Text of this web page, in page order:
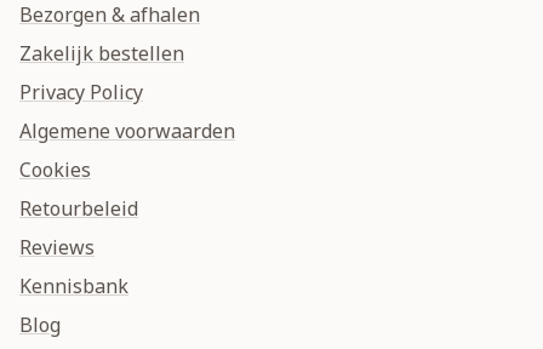
Bezorgen & afhalen
Zakelijk bestellen
Privacy Policy
Algemene voorwaarden
Cookies
Retourbeleid
Reviews
Kennisbank
Blog